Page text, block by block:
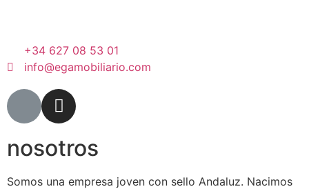
+34 627 08 53 01
info@egamobiliario.com
nosotros
Somos una empresa joven con sello Andaluz. Nacimos